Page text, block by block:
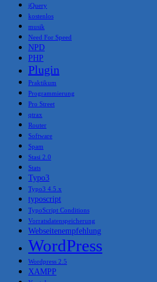
jQuery
kostenlos
musik
Need For Speed
NPD
PHP
Plugin
Praktikum
Programmierung
Pro Street
qtrax
Router
Software
Spam
Stasi 2.0
Stats
Typo3
Typo3 4.5.x
typoscript
TypoScript Conditions
Vorratsdatenspeicherung
Webseitenempfehlung
WordPress
Wordpress 2.5
XAMPP